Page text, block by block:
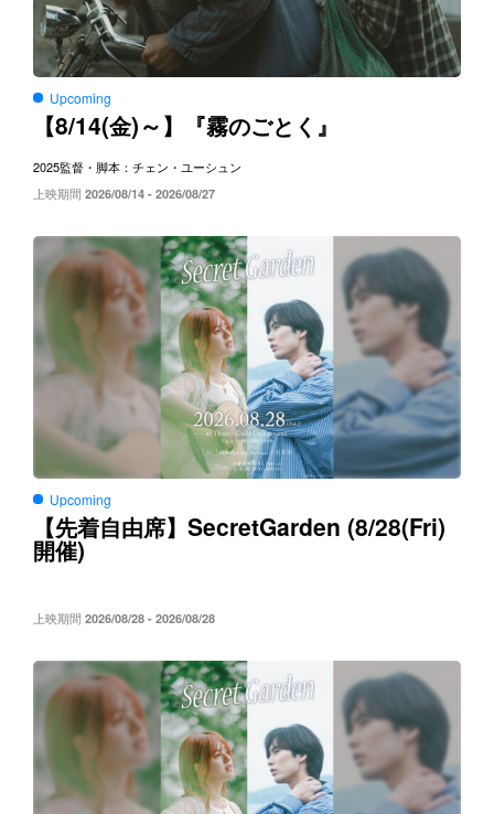
Upcoming
【8/14(金)～】『霧のごとく』
2025監督・脚本：チェン・ユーシュン
上映期間 2026/08/14 - 2026/08/27
Upcoming
【先着自由席】 SecretGarden (8/28(Fri)
開催)
上映期間 2026/08/28 - 2026/08/28